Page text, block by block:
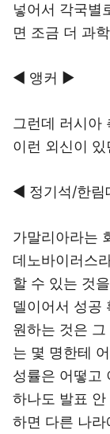
넣어서 각국별
면 조금 더 과
◀ 앵커 ▶
그런데 러시아
이런 외신이
◀ 정기석/한림
가말리아라는
데노바이러스
할 수 있는 것
델이어서 성공
원하는 것은
는 몇 명한테
성률은 어떻고
하나도 발표
하면 다른 나